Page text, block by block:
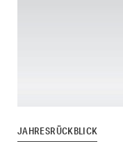
JAHRESRÜCKBLICK